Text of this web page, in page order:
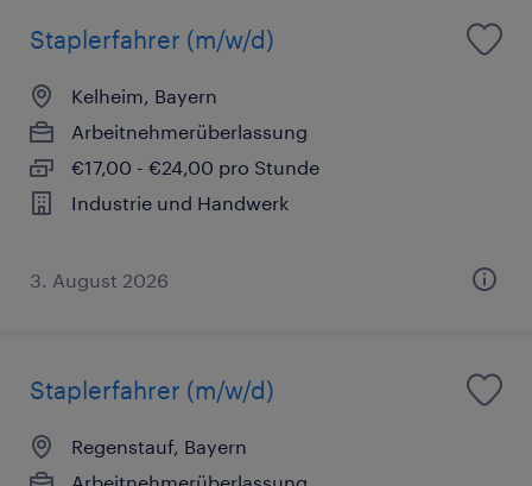
Staplerfahrer (m/w/d)
Kelheim, Bayern
Arbeitnehmerüberlassung
€17,00 - €24,00 pro Stunde
Industrie und Handwerk
3. August 2026
Staplerfahrer (m/w/d)
Regenstauf, Bayern